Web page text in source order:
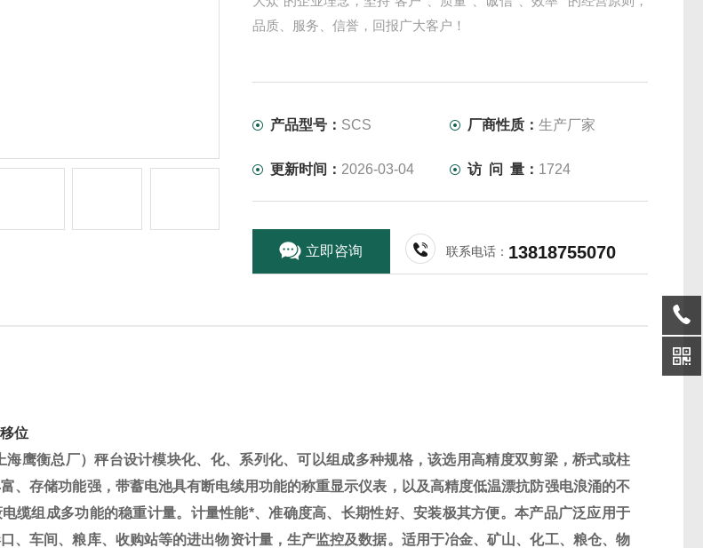
品质、服务、信誉，回报广大客户！
产品型号： SCS 厂商性质：生产厂家
更新时间： 2026-03-04 访 问 量： 1724
立即咨询 联系电话： 13818755070
位
海鹰衡总厂）秤台设计模块化、化、系列化、可以组成多种规格，该选用高精度双剪梁，桥式或柱
、存储功能强，带蓄电池具有断电续用功能的称重显示仪表，以及高精度低温漂抗防强电浪涌的不
缆组成多功能的稳重计量。计量性能*、准确度高、长期性好、安装极其方便。本产品广泛应用于
、车间、粮库、收购站等的进出物资计量，生产监控及数据。适用于冶金、矿山、化工、粮仓、物